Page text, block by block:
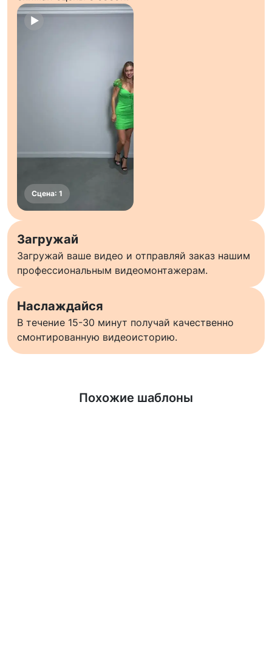
Загружай
Загружай ваше видео и отправляй заказ нашим
профессиональным видеомонтажерам.
Наслаждайся
В течение 15-30 минут получай качественно
смонтированную видеоисторию.
Похожие шаблоны
Узнать больше